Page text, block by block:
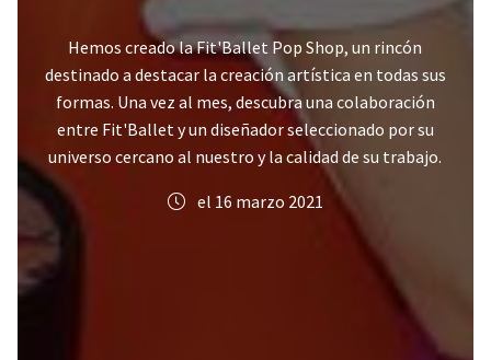
Hemos creado la Fit'Ballet Pop Shop, un rincón
destinado a destacar la creación artística en todas sus
formas. Una vez al mes, descubra una colaboración
entre Fit'Ballet y un diseñador seleccionado por su
universo cercano al nuestro y la calidad de su trabajo.
el 16 marzo 2021